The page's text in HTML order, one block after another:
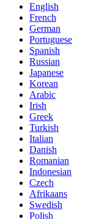
English
French
German
Portuguese
Spanish
Russian
Japanese
Korean
Arabic
Irish
Greek
Turkish
Italian
Danish
Romanian
Indonesian
Czech
Afrikaans
Swedish
Polish